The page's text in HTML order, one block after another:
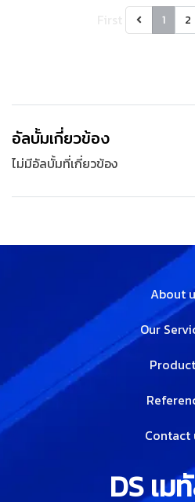
1 2
อัลบั้มเกี่ยวข้อง
ไม่มีอัลบั้มที่เกี่ยวข้อง
About
Our
Contact
DS เม